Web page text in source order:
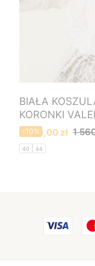
BIAŁA
KORONKI
Cena
1 400,00 zł 1
-10%
40 44